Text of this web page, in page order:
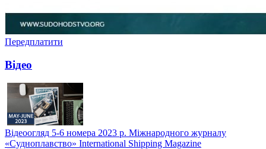
Передплатити
Відео
Відеоогляд 5-6 номера 2023 р. Міжнародного журналу
«Судноплавство» International Shipping Magazine